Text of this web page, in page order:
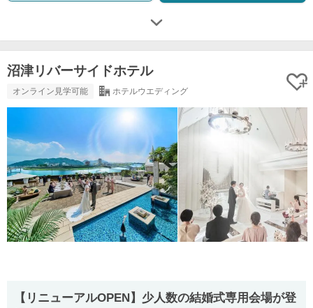
沼津リバーサイドホテル
オンライン見学可能 ホテルウエディング
【リニューアルOPEN】少人数の結婚式専用会場が登